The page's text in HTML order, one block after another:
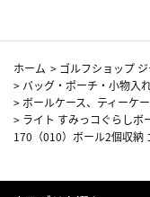
ホーム > ゴルフショップ
> バッグ・ポーチ・小物入
> ボールケース、ティーケ
> ライト すみっコぐらしボ
170（010）ボール2個収納